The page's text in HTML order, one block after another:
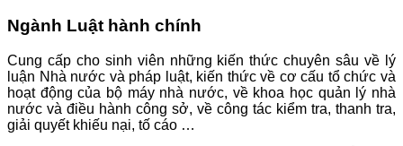
Ngành Luật hành chính
Cung cấp cho sinh viên những kiến thức chuyên sâu về lý
luận Nhà nước và pháp luật, kiến thức về cơ cấu tổ chức và
hoạt động của bộ máy nhà nước, về khoa học quản lý nhà
nước và điều hành công sở, về công tác kiểm tra, thanh tra,
giải quyết khiếu nại, tố cáo …